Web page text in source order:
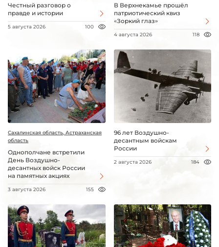
Честный разговор о
правде и истории
5 августа 2026 100
В Верхнекамье прошёл
патриотический квиз
«Зоркий глаз»
4 августа 2026 118
Сахалинская область, Астраханская
область
Однополчане встретили
День Воздушно-
десантных войск России
на памятных акциях
3 августа 2026 155
96 лет Воздушно-
десантным войскам
России
2 августа 2026 184